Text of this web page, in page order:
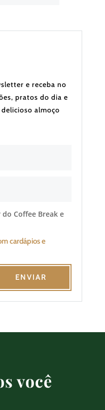
e receba no
pratos do dia e
almoço
Coffee Break e
cardápios e
ENVIAR
você